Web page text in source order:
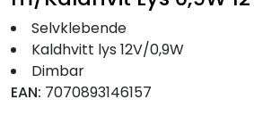
Selvklebende
Kaldhvitt lys 12V/0,9W
Dimbar
EAN: 7070893146157